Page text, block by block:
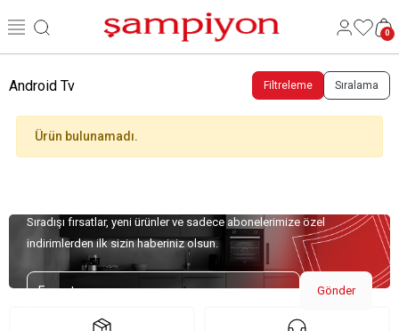
0
Android Tv Filtreleme Sıralama
Ürün bulunamadı.
Sıradışı fırsatlar, yeni ürünler ve sadece abonelerimize özel
indirimlerden ilk sizin haberiniz olsun.
Gönder